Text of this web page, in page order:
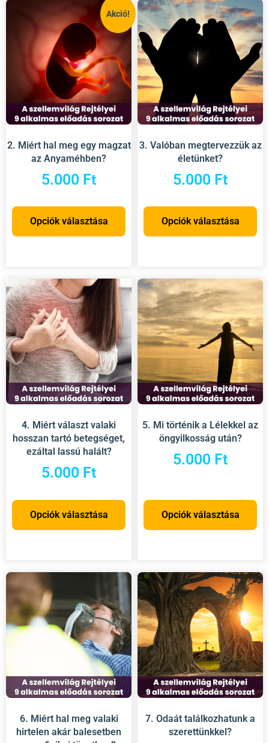
Akció!
2. Miért hal meg egy magzat
az Anyaméhben?
5.000 Ft
Opciók választása
3. Valóban megtervezzük az
életünket?
5.000 Ft
Opciók választása
4. Miért választ valaki
hosszan tartó betegséget,
ezáltal lassú halált?
5.000 Ft
Opciók választása
5. Mi történik a Lélekkel az
öngyilkosság után?
5.000 Ft
Opciók választása
6. Miért hal meg valaki
hirtelen akár balesetben
7. Odaát találkozhatunk a
szerettünkkel?